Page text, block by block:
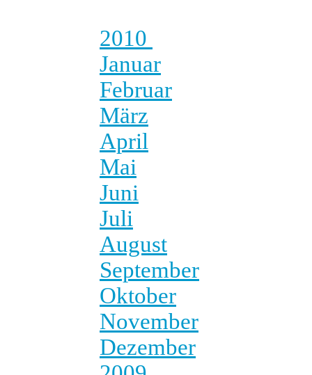
2010
Januar
Februar
März
April
Mai
Juni
Juli
August
September
Oktober
November
Dezember